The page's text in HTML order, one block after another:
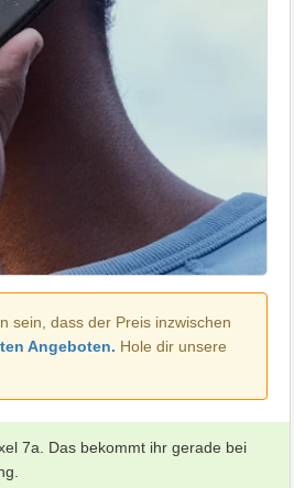
sein, dass der Preis inzwischen
Angeboten. Hole dir unsere
7a. Das bekommt ihr gerade bei